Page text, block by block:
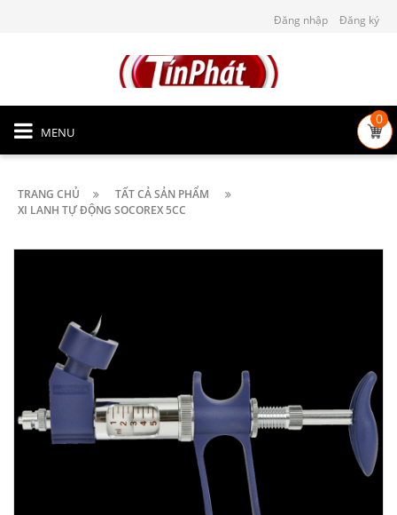
Đăng nhập Đăng ký
MENU
0
TRANG CHỦ
TẤT CẢ SẢN PHẨM
XI LANH TỰ ĐỘNG SOCOREX 5CC